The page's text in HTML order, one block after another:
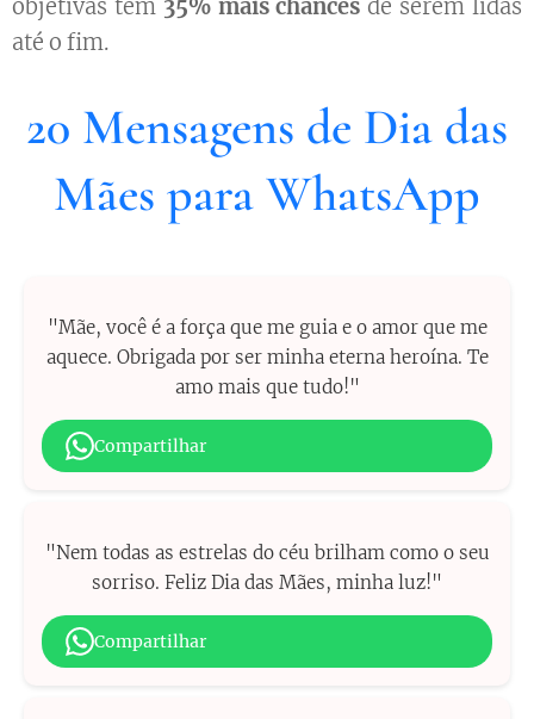
objetivas têm 35% mais chances de serem lidas
até o fim.
20 Mensagens de Dia das
Mães para WhatsApp
"Mãe, você é a força que me guia e o amor que me
aquece. Obrigada por ser minha eterna heroína. Te
amo mais que tudo!"
Compartilhar
"Nem todas as estrelas do céu brilham como o seu
sorriso. Feliz Dia das Mães, minha luz!"
Compartilhar